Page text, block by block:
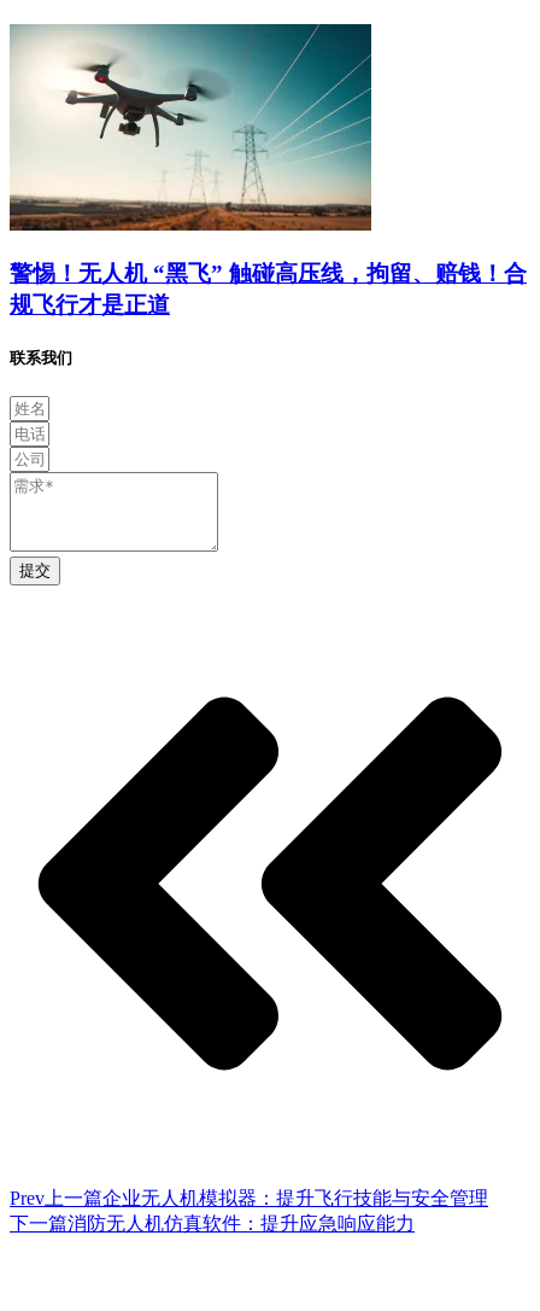
警惕！无人机 “黑飞” 触碰高压线，拘留、赔钱！合
规飞行才是正道
联系我们
提交
Prev 上一篇企业无人机模拟器：提升飞行技能与安全管理
下一篇消防无人机仿真软件：提升应急响应能力